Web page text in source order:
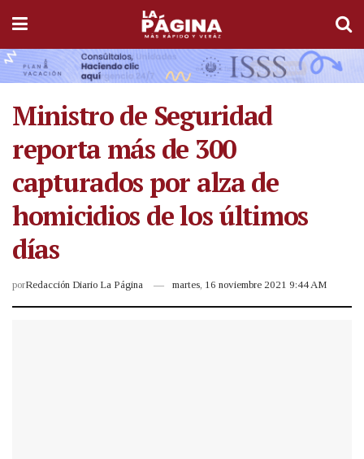
Ministro de Seguridad
reporta más de 300
capturados por alza de
homicidios de los últimos
días
porRedacción Diario La Página martes, 16 noviembre 2021 9:44 AM